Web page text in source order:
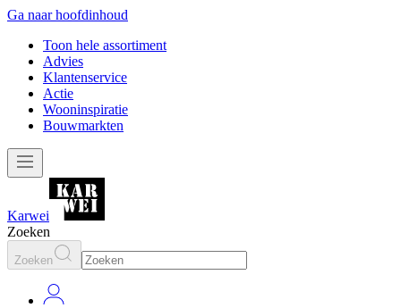
Ga naar hoofdinhoud
Toon hele assortiment
Advies
Klantenservice
Actie
Wooninspiratie
Bouwmarkten
Karwei
Zoeken
Zoeken